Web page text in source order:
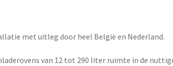
met uitleg door heel België en Nederland.
van 12 tot 290 liter ruimte in de